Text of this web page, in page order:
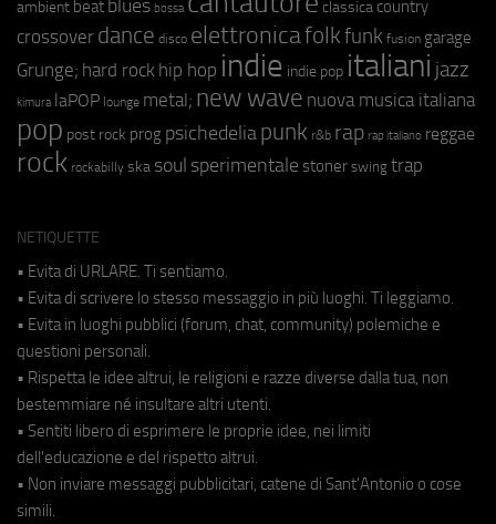
ambient beat blues bossa classica country
crossover dance disco elettronicafolkfunk fusion garage
Grunge; hard rock hip hop indie indie pop italiani jazz
kimura laPOP lounge metal; new wave nuova musica italiana
pop post rock prog psichedeliapunk r&b rap rap italiano reggae
rock rockabilly ska soul sperimentale stoner swing trap
NETIQUETTE
• Evita di URLARE. Ti sentiamo.
• Evita di scrivere lo stesso messaggio in più luoghi. Ti leggiamo.
• Evita in luoghi pubblici (forum, chat, community) polemiche e
questioni personali.
• Rispetta le idee altrui, le religioni e razze diverse dalla tua, non
bestemmiare né insultare altri utenti.
• Sentiti libero di esprimere le proprie idee, nei limiti
dell'educazione e del rispetto altrui.
• Non inviare messaggi pubblicitari, catene di Sant'Antonio o cose
simili.